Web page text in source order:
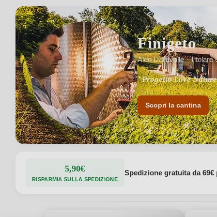
Finigeto
Aldo Dallavalle · Titolare
"Progetto Love
"Solo concimi
Scopri la cantina
5,90€
RISPARMIA SULLA SPEDIZIONE
Spedizione gratuita da 69€